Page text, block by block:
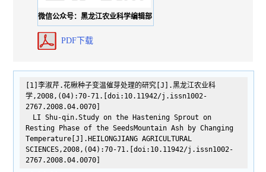
微信公众号：黑龙江农业科学编辑部
PDF下载
[1]李淑芹.花楸种子变温催芽处理的研究[J].黑龙江农业科
学,2008,(04):70-71.[doi:10.11942/j.issn1002-
2767.2008.04.0070]
LI Shu-qin.Study on the Hastening Sprout on
Resting Phase of the SeedsMountain Ash by Changing
Temperature[J].HEILONGJIANG AGRICULTURAL
SCIENCES,2008,(04):70-71.[doi:10.11942/j.issn1002-
2767.2008.04.0070]